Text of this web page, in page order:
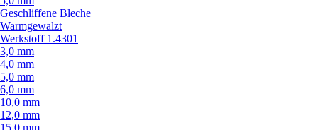
Geschliffene Bleche
Warmgewalzt
Werkstoff 1.4301
3,0 mm
4,0 mm
5,0 mm
6,0 mm
10,0 mm
12,0 mm
15,0 mm